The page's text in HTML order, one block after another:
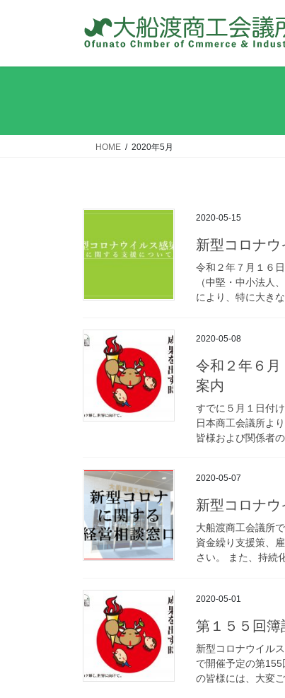
HOME 2020年5月
2020-05-15
新型コロナ
令和２年７月１６
（中堅・中小法
により、特に大き
2020-05-08
令和２年６
案内
すでに５月１日付
日本商工会議所よ
皆様および関係者
2020-05-07
新型コロナ
大船渡商工会議所
資金繰り支援策、
さい。 また、持続
2020-05-01
第１５５回簿
新型コロナウイル
で開催予定の第
の皆様には、大変